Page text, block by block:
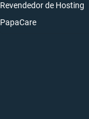
Revendedor de Hosting
PapaCare